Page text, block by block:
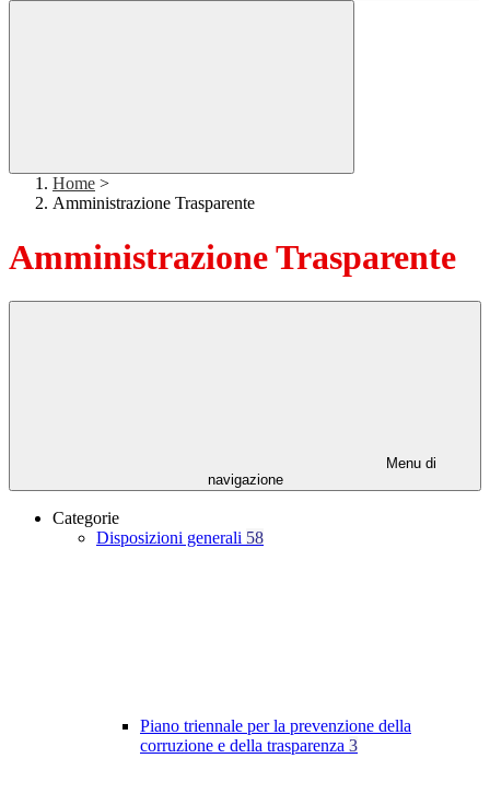
Home >
Amministrazione Trasparente
Amministrazione Trasparente
Menu di
navigazione
Categorie
Disposizioni generali 58
Piano triennale per la prevenzione della
corruzione e della trasparenza 3